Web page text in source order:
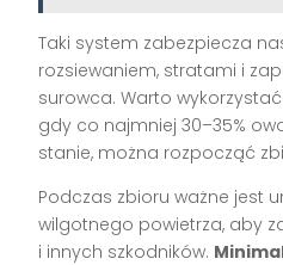
Taki system zabezpiecza
rozsiewaniem, stratami i
surowca. Warto
gdy co najmniej 30–35%
stanie, można rozpocząć
Podczas zbioru ważne jest
wilgotnego powietrza, aby
i innych szkodników.